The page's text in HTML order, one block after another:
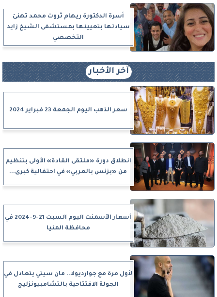
أسرة الدكتورة ريهام ثروت محمد تهنئ
سيادتها بتعيينها بمستشفى الشيخ زايد
التخصصي
آخر الأخبار
سعر الذهب اليوم الجمعة 23 فبراير 2024
انطلاق دورة «ملتقى القادة» الأولى بتنظيم
من «بزنس بالعربي» في احتفالية كبرى...
أسعار الأسمنت اليوم السبت 21-9-2024 في
محافظة المنيا
لأول مرة مع جوارديولا.. مان سيتي يتعادل في
الجولة الافتتاحية بالتشامبيونزليج